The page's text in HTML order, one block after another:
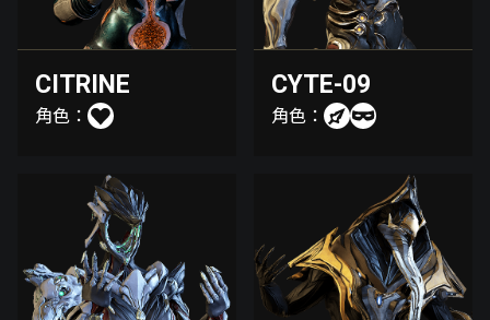
CITRINE
角色：
CYTE-09
角色：